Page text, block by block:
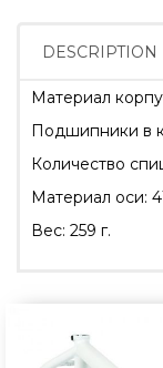
DESCRIPTION
Материал
Подшипники в
Количество
Материал оси:
Вес: 259 г.